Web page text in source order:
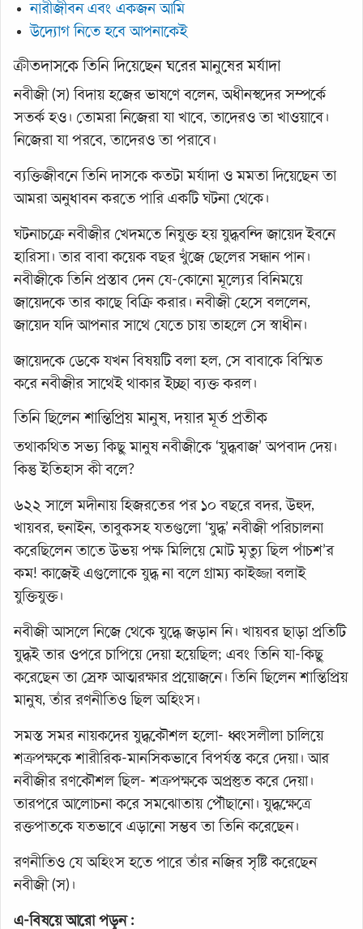
নারীজীবন এবং একজন আমি
উদ্যোগ নিতে হবে আপনাকেই
ক্রীতদাসকে তিনি দিয়েছেন ঘরের মানুষের মর্যাদা
নবীজী (স) বিদায় হজের ভাষণে বলেন, অধীনস্থদের সম্পর্কে
সতর্ক হও। তোমরা নিজেরা যা খাবে, তাদেরও তা খাওয়াবে।
নিজেরা যা পরবে, তাদেরও তা পরাবে।
ব্যক্তিজীবনে তিনি দাসকে কতটা মর্যাদা ও মমতা দিয়েছেন তা
আমরা অনুধাবন করতে পারি একটি ঘটনা থেকে।
ঘটনাচক্রে নবীজীর খেদমতে নিযুক্ত হয় যুদ্ধবন্দি জায়েদ ইবনে
হারিসা। তার বাবা কয়েক বছর খুঁজে ছেলের সন্ধান পান।
নবীজীকে তিনি প্রস্তাব দেন যে-কোনো মূল্যের বিনিময়ে
জায়েদকে তার কাছে বিক্রি করার। নবীজী হেসে বললেন,
জায়েদ যদি আপনার সাথে যেতে চায় তাহলে সে স্বাধীন।
জায়েদকে ডেকে যখন বিষয়টি বলা হল, সে বাবাকে বিস্মিত
করে নবীজীর সাথেই থাকার ইচ্ছা ব্যক্ত করল।
তিনি ছিলেন শান্তিপ্রিয় মানুষ, দয়ার মূর্ত প্রতীক
তথাকথিত সভ্য কিছু মানুষ নবীজীকে ‘যুদ্ধবাজ’ অপবাদ দেয়।
কিন্তু ইতিহাস কী বলে?
৬২২ সালে মদীনায় হিজরতের পর ১০ বছরে বদর, উহুদ,
খায়বর, হুনাইন, তাবুকসহ যতগুলো ‘যুদ্ধ’ নবীজী পরিচালনা
করেছিলেন তাতে উভয় পক্ষ মিলিয়ে মোট মৃত্যু ছিল পাঁচশ’র
কম! কাজেই এগুলোকে যুদ্ধ না বলে গ্রাম্য কাইজ্জা বলাই
যুক্তিযুক্ত।
নবীজী আসলে নিজে থেকে যুদ্ধে জড়ান নি। খায়বর ছাড়া প্রতিটি
যুদ্ধই তার ওপরে চাপিয়ে দেয়া হয়েছিল; এবং তিনি যা-কিছু
করেছেন তা স্রেফ আত্মরক্ষার প্রয়োজনে। তিনি ছিলেন শান্তিপ্রিয়
মানুষ, তাঁর রণনীতিও ছিল অহিংস।
সমস্ত সমর নায়কদের যুদ্ধকৌশল হলো- ধ্বংসলীলা চালিয়ে
শত্রুপক্ষকে শারীরিক-মানসিকভাবে বিপর্যস্ত করে দেয়া। আর
নবীজীর রণকৌশল ছিল- শত্রুপক্ষকে অপ্রস্তুত করে দেয়া।
তারপরে আলোচনা করে সমঝোতায় পৌঁছানো। যুদ্ধক্ষেত্রে
রক্তপাতকে যতভাবে এড়ানো সম্ভব তা তিনি করেছেন।
রণনীতিও যে অহিংস হতে পারে তাঁর নজির সৃষ্টি করেছেন
নবীজী (স)।
এ-বিষয়ে আরো পড়ুন :